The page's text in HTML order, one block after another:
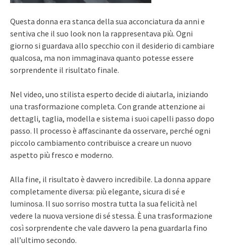
Questa donna era stanca della sua acconciatura da anni e
sentiva che il suo look non la rappresentava più. Ogni
giorno si guardava allo specchio con il desiderio di cambiare
qualcosa, ma non immaginava quanto potesse essere
sorprendente il risultato finale.
Nel video, uno stilista esperto decide di aiutarla, iniziando
una trasformazione completa. Con grande attenzione ai
dettagli, taglia, modella e sistema i suoi capelli passo dopo
passo. Il processo è affascinante da osservare, perché ogni
piccolo cambiamento contribuisce a creare un nuovo
aspetto più fresco e moderno.
Alla fine, il risultato è davvero incredibile. La donna appare
completamente diversa: più elegante, sicura di sé e
luminosa. Il suo sorriso mostra tutta la sua felicità nel
vedere la nuova versione di sé stessa. È una trasformazione
così sorprendente che vale davvero la pena guardarla fino
all’ultimo secondo.